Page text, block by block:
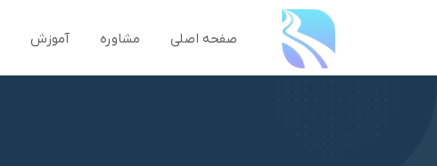
صفحه اصلی مشاوره آموزش